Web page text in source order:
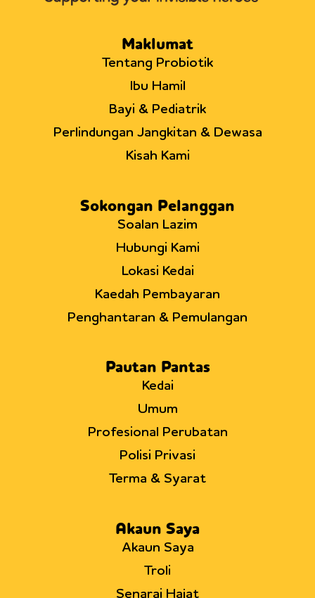
Maklumat
Tentang Probiotik
Ibu Hamil
Bayi & Pediatrik
Perlindungan Jangkitan & Dewasa
Kisah Kami
Sokongan Pelanggan
Soalan Lazim
Hubungi Kami
Lokasi Kedai
Kaedah Pembayaran
Penghantaran & Pemulangan
Pautan Pantas
Kedai
Umum
Profesional Perubatan
Polisi Privasi
Terma & Syarat
Akaun Saya
Akaun Saya
Troli
Senarai Hajat